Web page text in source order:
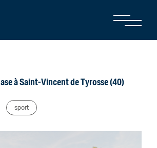
à Saint-Vincent de Tyrosse (40)
sport